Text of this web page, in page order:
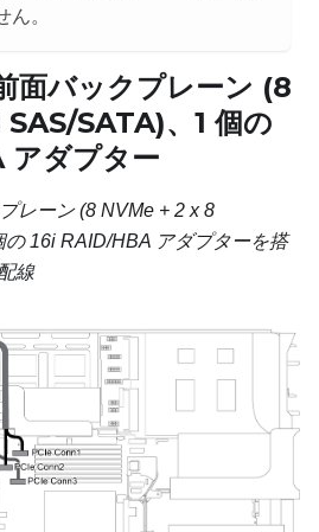
ん。
面バックプレーン (8
SATA)、1 個の
ダプター
レーン (8 NVMe + 2 x 8
16i RAID/HBA アダプターを搭
線